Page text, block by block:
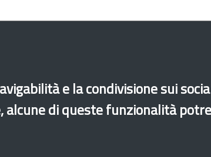
e la condivisione sui
di queste funzionalità
Site map Legal & Privacy Contacts